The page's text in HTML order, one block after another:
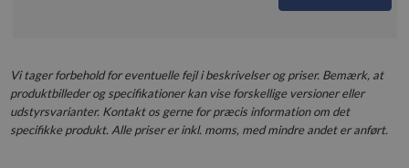
Vi tager forbehold for eventuelle fejl i beskrivelser og priser. Bemærk, at
produktbilleder og specifikationer kan vise forskellige versioner eller
udstyrsvarianter. Kontakt os gerne for præcis information om det
specifikke produkt. Alle priser er inkl. moms, med mindre andet er anført.